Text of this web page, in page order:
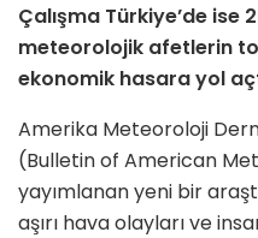
Çalışma Türkiye’de ise
meteorolojik afetlerin
ekonomik hasara yol
Amerika Meteoroloji
(Bulletin of American
yayımlanan yeni bir
aşırı hava olayları ve